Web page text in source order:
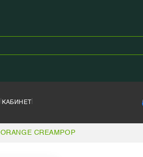
КАБИНЕТ |
ORANGE CREAMPOP